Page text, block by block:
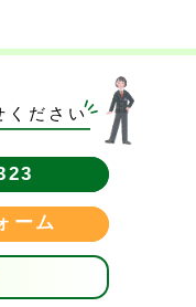
ください
ーム